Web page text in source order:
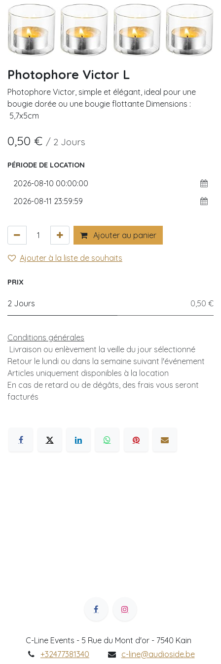
Photophore Victor L
Photophore Victor, simple et élégant, ideal pour une
bougie dorée ou une bougie flottante Dimensions :
5,7x5cm
0,50 € / 2 Jours
PÉRIODE DE LOCATION
Ajouter au panier
Ajouter à la liste de souhaits
PRIX
2 Jours 0,50 €
Conditions générales
Livraison ou enlèvement la veille du jour sélectionné
Retour le lundi ou dans la semaine suivant l'événement
Articles uniquement disponibles à la location
En cas de retard ou de dégâts, des frais vous seront
facturés
C-Line Events - 5 Rue du Mont d'or - 7540 Kain
+32477381340
c-line@audioside.be